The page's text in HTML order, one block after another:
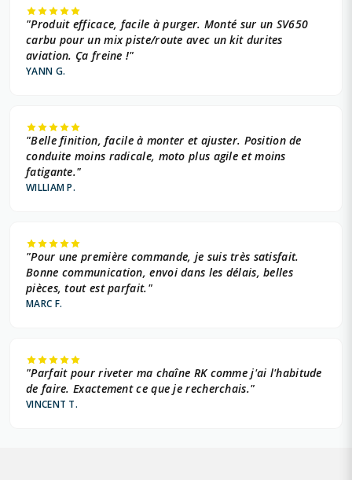
"Produit efficace, facile à purger. Monté sur un SV650
carbu pour un mix piste/route avec un kit durites
aviation. Ça freine !"
YANN G.
"Belle finition, facile à monter et ajuster. Position de
conduite moins radicale, moto plus agile et moins
fatigante."
WILLIAM P.
"Pour une première commande, je suis très satisfait.
Bonne communication, envoi dans les délais, belles
pièces, tout est parfait."
MARC F.
"Parfait pour riveter ma chaîne RK comme j'ai l'habitude
de faire. Exactement ce que je recherchais."
VINCENT T.